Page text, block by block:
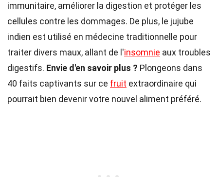
immunitaire, améliorer la digestion et protéger les
cellules contre les dommages. De plus, le jujube
indien est utilisé en médecine traditionnelle pour
traiter divers maux, allant de l'insomnie aux troubles
digestifs. Envie d'en savoir plus ? Plongeons dans
40 faits captivants sur ce fruit extraordinaire qui
pourrait bien devenir votre nouvel aliment préféré.